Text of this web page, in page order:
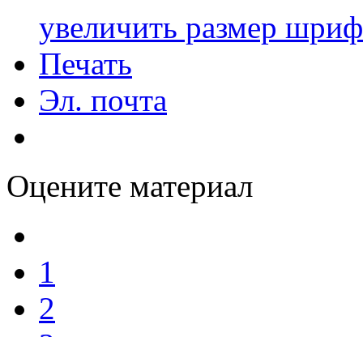
увеличить размер
Печать
Эл. почта
Оцените материал
1
2